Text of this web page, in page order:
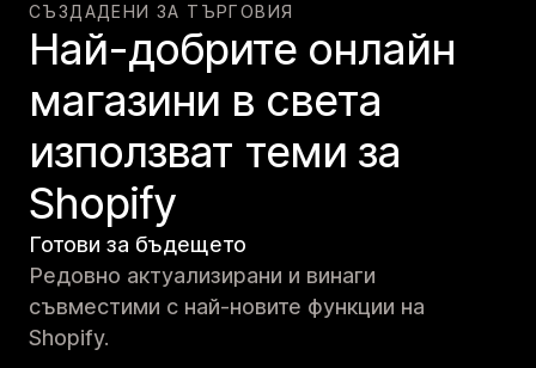
СЪЗДАДЕНИ ЗА ТЪРГОВИЯ
Най-добрите онлайн
магазини в света
използват теми за
Shopify
Готови за бъдещето
Редовно актуализирани и винаги
съвместими с най-новите функции на
Shopify.